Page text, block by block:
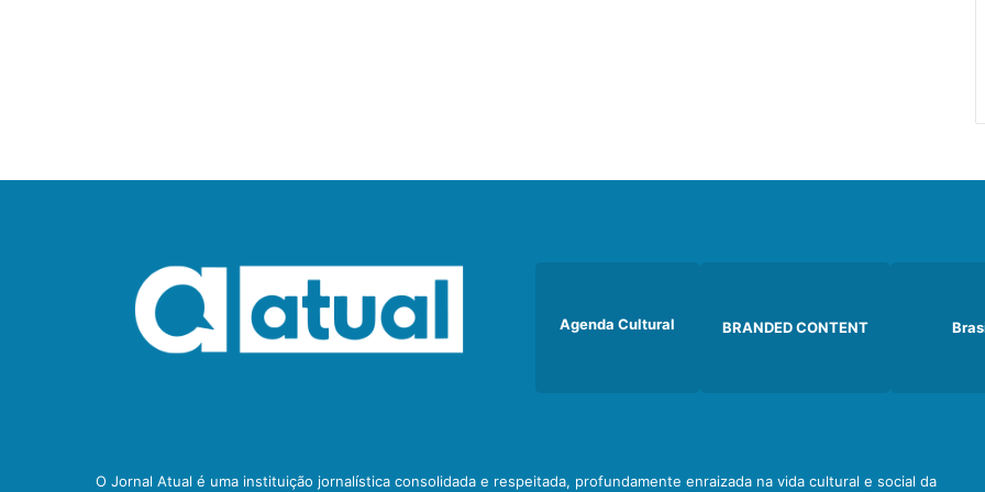
Agenda Cultural BRANDED CONTENT
O Jornal Atual é uma instituição jornalística consolidada e respeitada, profundamente enraizada na vida cultural e social da